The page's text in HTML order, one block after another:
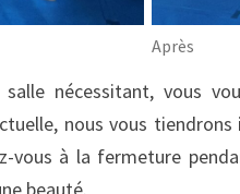
Après
nécessitant, vous
nous vous
vous à la fermeture
beauté.